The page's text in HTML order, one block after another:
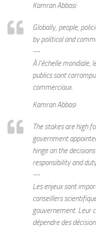
Kamran Abbasi
Globally, people,
by political and
---
À l'échelle mondiale,
publics sont
commerciaux.
Kamran Abbasi
The stakes are high
government
hinge on the
responsibility and
---
Les enjeux sont
conseillers
gouvernement. Leur
dépendre des